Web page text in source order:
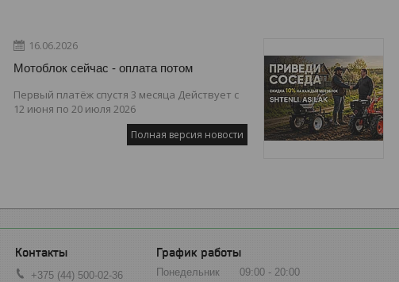
16.06.2026
Мотоблок сейчас - оплата потом
Первый платёж спустя 3 месяца Действует с
12 июня по 20 июля 2026
Полная версия новости
+375 (44) 500-02-36
График работы
Понедельник 09:00
20:00